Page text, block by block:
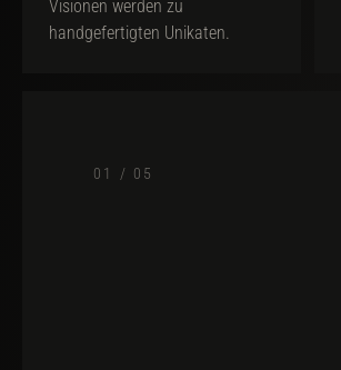
Visionen werden zu
handgefertigten Unikaten.
01 / 05